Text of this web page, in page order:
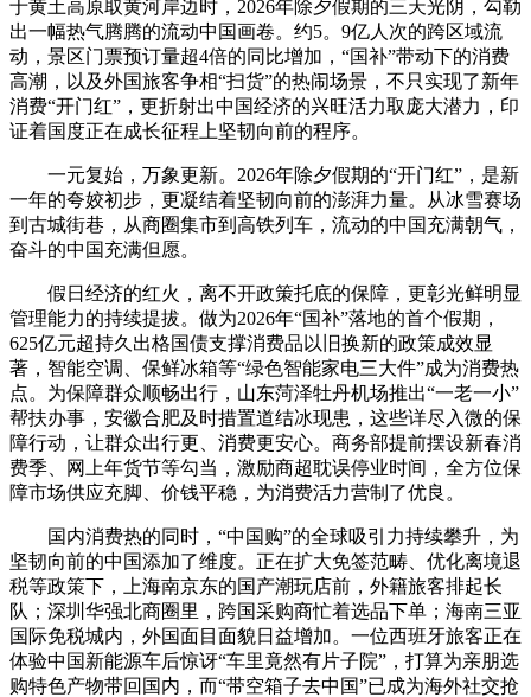
于黄土高原取黄河岸边时，2026年除夕假期的三天光阴，勾勒
出一幅热气腾腾的流动中国画卷。约5。9亿人次的跨区域流
动，景区门票预订量超4倍的同比增加，“国补”带动下的消费
高潮，以及外国旅客争相“扫货”的热闹场景，不只实现了新年
消费“开门红”，更折射出中国经济的兴旺活力取庞大潜力，印
证着国度正在成长征程上坚韧向前的程序。
一元复始，万象更新。2026年除夕假期的“开门红”，是新
一年的夸姣初步，更凝结着坚韧向前的澎湃力量。从冰雪赛场
到古城街巷，从商圈集市到高铁列车，流动的中国充满朝气，
奋斗的中国充满但愿。
假日经济的红火，离不开政策托底的保障，更彰光鲜明显
管理能力的持续提拔。做为2026年“国补”落地的首个假期，
625亿元超持久出格国债支撑消费品以旧换新的政策成效显
著，智能空调、保鲜冰箱等“绿色智能家电三大件”成为消费热
点。为保障群众顺畅出行，山东菏泽牡丹机场推出“一老一小”
帮扶办事，安徽合肥及时措置道结冰现患，这些详尽入微的保
障行动，让群众出行更、消费更安心。商务部提前摆设新春消
费季、网上年货节等勾当，激励商超耽误停业时间，全方位保
障市场供应充脚、价钱平稳，为消费活力营制了优良。
国内消费热的同时，“中国购”的全球吸引力持续攀升，为
坚韧向前的中国添加了维度。正在扩大免签范畴、优化离境退
税等政策下，上海南京东的国产潮玩店前，外籍旅客排起长
队；深圳华强北商圈里，跨国采购商忙着选品下单；海南三亚
国际免税城内，外国面目面貌日益增加。一位西班牙旅客正在
体验中国新能源车后惊讶“车里竟然有片子院”，打算为亲朋选
购特色产物带回国内，而“带空箱子去中国”已成为海外社交抢